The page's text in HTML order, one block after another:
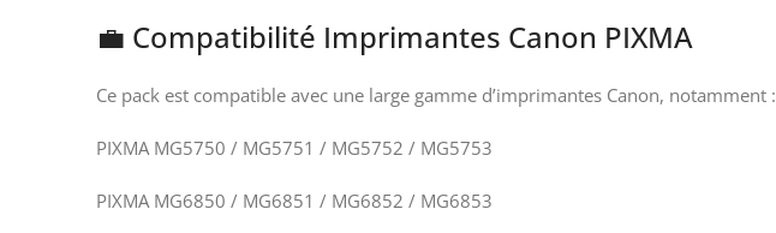
💼 Compatibilité Imprimantes Canon PIXMA
Ce pack est compatible avec une large gamme d’imprimantes Canon, notamment :
PIXMA MG5750 / MG5751 / MG5752 / MG5753
PIXMA MG6850 / MG6851 / MG6852 / MG6853